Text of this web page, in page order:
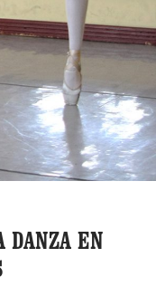
DANZA EN